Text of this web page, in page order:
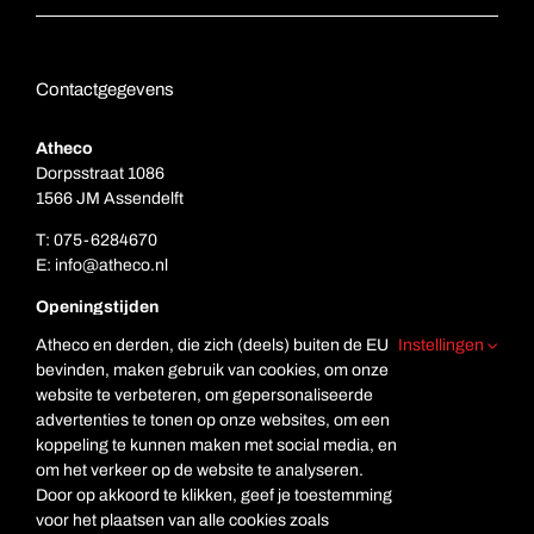
Contactgegevens
Atheco
Dorpsstraat 1086
1566 JM Assendelft
T: 075-6284670
E: info@atheco.nl
Openingstijden
Za: Gesloten
Zo. Gesloten
Atheco en derden, die zich (deels) buiten de EU
bevinden, maken gebruik van cookies, om onze
website te verbeteren, om gepersonaliseerde
advertenties te tonen op onze websites, om een
koppeling te kunnen maken met social media, en
om het verkeer op de website te analyseren.
Door op akkoord te klikken, geef je toestemming
voor het plaatsen van alle cookies zoals
Instellingen